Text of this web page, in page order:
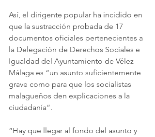
Así, el dirigente popular ha incidido en
que la sustracción probada de 17
documentos oficiales pertenecientes a
la Delegación de Derechos Sociales e
Igualdad del Ayuntamiento de Vélez-
Málaga es “un asunto suficientemente
grave como para que los socialistas
malagueños den explicaciones a la
ciudadanía”.
“Hay que llegar al fondo del asunto y